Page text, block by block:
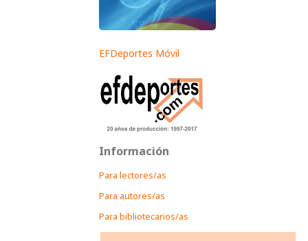
EFDeportes Móvil
Información
Para lectores/as
Para autores/as
Para bibliotecarios/as